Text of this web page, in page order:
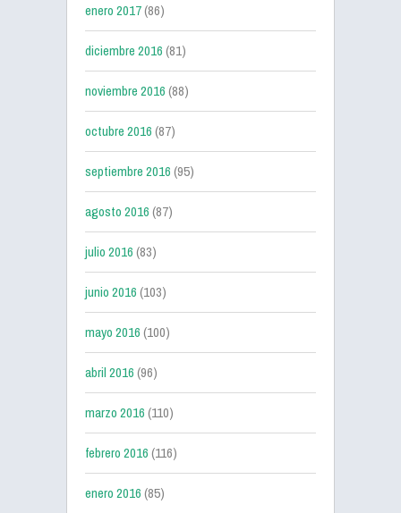
enero 2017(86)
diciembre 2016(81)
noviembre 2016(88)
octubre 2016(87)
septiembre 2016(95)
agosto 2016(87)
julio 2016(83)
junio 2016(103)
mayo 2016(100)
abril 2016(96)
marzo 2016(110)
febrero 2016(116)
enero 2016(85)